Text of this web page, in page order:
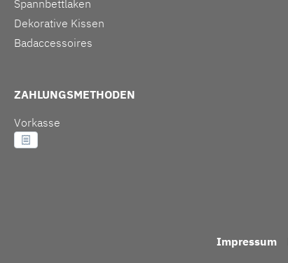
Spannbettlaken
Dekorative Kissen
Badaccessoires
ZAHLUNGSMETHODEN
Vorkasse
Impressum